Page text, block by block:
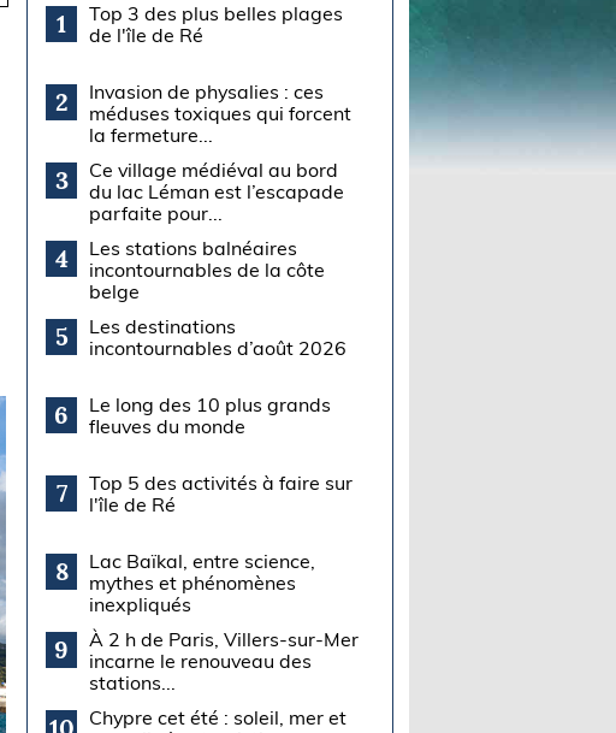
1
Top 3 des plus belles plages
de l'île de Ré
2
Invasion de physalies : ces
méduses toxiques qui forcent
la fermeture...
3
Ce village médiéval au bord
du lac Léman est l’escapade
parfaite pour...
4
Les stations balnéaires
incontournables de la côte
belge
5
Les destinations
incontournables d’août 2026
6
Le long des 10 plus grands
fleuves du monde
7
Top 5 des activités à faire sur
l'île de Ré
8
Lac Baïkal, entre science,
mythes et phénomènes
inexpliqués
9
À 2 h de Paris, Villers-sur-Mer
incarne le renouveau des
stations...
Chypre cet été : soleil, mer et